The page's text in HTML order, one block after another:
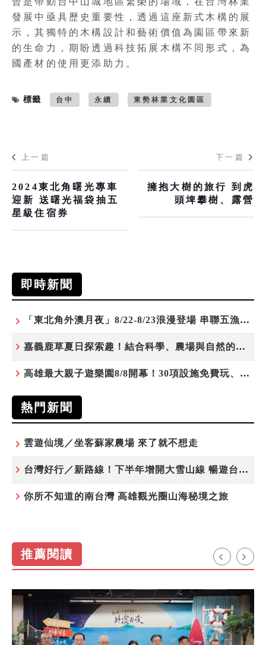
發展中亟具歷史重要性，透過這座新式木構的展
示，其獨特的木構設計和藝術價值為園區帶來新
的生命力，期盼透過科技拓展木構不同形式，為
國產材的使用更添助力。
標籤 台中 永續 東勢林業文化園區
上一篇
2024東北角曙光專車
迎新 送曙光福袋抽五
星級住宿券
下一篇
擁抱大樹的旅行 到虎
頭埤攀樹、露營
即時新聞
「東北角外澳月夜」8/22-8/23浪漫登場 串聯五漁村、音樂、市集、火舞與慢旅共度夏夜
嘉義鹿草夏日探索趣！結合科學、農場與自然的親子小旅行
高雄最大親子遊樂園8/8開幕！30項設施免費玩、YOYO家族嗨翻暑假
熱門新聞
雲遊仙境／坐客蘇家農場 來了就不想走
台灣好行／新路線！下半年增開大雪山線 暢遊台中更便利
你所不知道的南台灣 高雄觀光圈山海秘境之旅
推薦閱讀